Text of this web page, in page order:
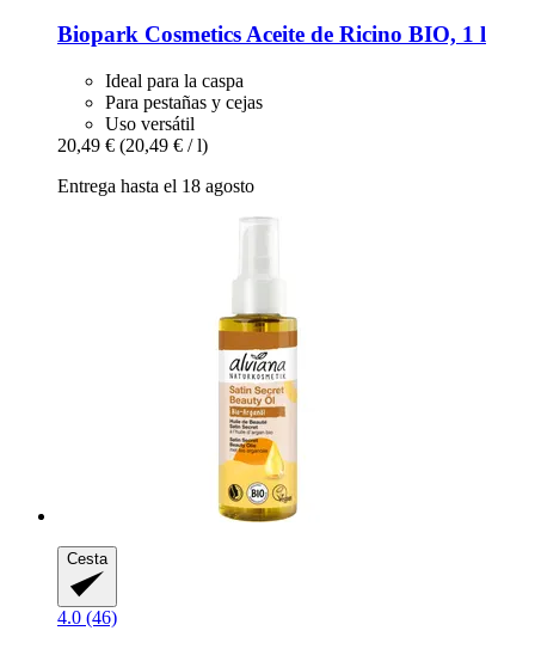
Biopark CosmeticsAceite de Ricino BIO, 1 l
Ideal para la caspa
Para pestañas y cejas
Uso versátil
20,49 € (20,49 € / l)
Entrega hasta el 18 agosto
Cesta
4.0 (46)